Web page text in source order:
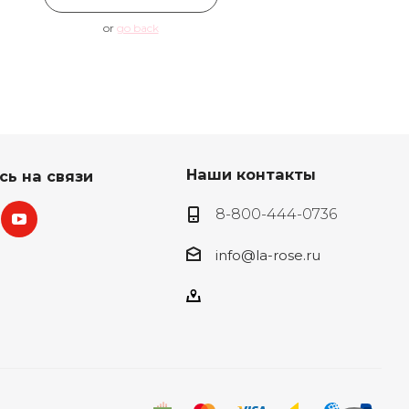
or go back
на связи Наши контакты
8-800-444-0736
info@la-rose.ru